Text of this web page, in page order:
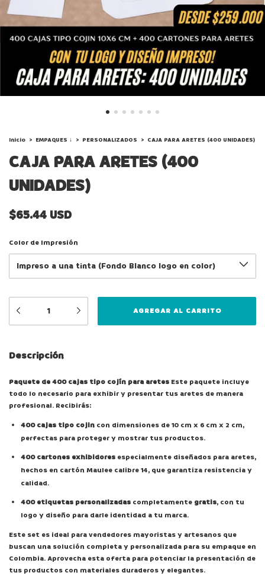
Inicio > EMPAQUES ↓ > PERSONALIZADOS > CAJA PARA ARETES (400 UNIDADES)
CAJA PARA ARETES (400
UNIDADES)
$65.44 USD
Color de Impresión
Descripción
Paquete de 400 cajas tipo cojín para aretes Este paquete incluye
todo lo necesario para exhibir y presentar tus aretes de manera
profesional. Recibirás:
400 cajas tipo cojin con dimensiones de 10 cm x 6 cm x 2 cm,
perfectas para proteger y mostrar tus productos.
400 cartones exhibidores especialmente diseñados para aretes,
hechos en cartón Maulee calibre 14, que garantiza resistencia y
calidad.
400 etiquetas personalizadas completamente gratis, con tu
logo y diseño para darle identidad a tu marca.
Este set es ideal para vendedores mayoristas y artesanos que
buscan una solución completa y personalizada para su empaque en
Colombia. Aprovecha esta oferta para potenciar la presentación de
tus productos con materiales duraderos y elegantes.